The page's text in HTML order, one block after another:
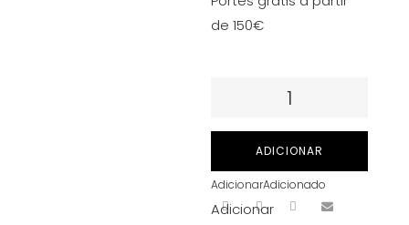
de 150€
Quantidade
-
Tattoo
ADICIONAR
AdicionarAdicionado
Adicionar